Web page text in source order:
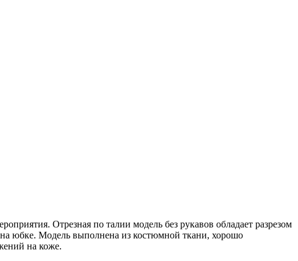
Отрезная по талии модель без рукавов обладает разрезом
юбке. Модель выполнена из костюмной ткани, хорошо
на коже.